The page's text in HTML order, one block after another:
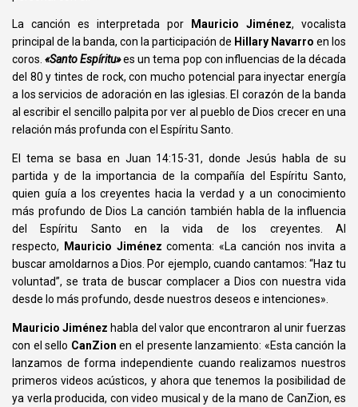
La canción es interpretada por Mauricio Jiménez, vocalista
principal de la banda, con la participación de Hillary Navarro en los
coros.«Santo Espíritu»es un tema pop con influencias de la década
del 80 y tintes de rock, con mucho potencial para inyectar energía
a los servicios de adoración en las iglesias. El corazón de la banda
al escribir el sencillo palpita por ver al pueblo de Dios crecer en una
relación más profunda con el Espíritu Santo.
El tema se basa en Juan 14:15-31, donde Jesús habla de su
partida y de la importancia de la compañía del Espíritu Santo,
quien guía a los creyentes hacia la verdad y a un conocimiento
más profundo de Dios La canción también habla de la influencia
del Espíritu Santo en la vida de los creyentes. Al
respecto,
Mauricio Jiménez comenta: «La canción nos invita a
buscar amoldarnos a Dios. Por ejemplo, cuando cantamos: “Haz tu
voluntad”, se trata de buscar complacer a Dios con nuestra vida
desde lo más profundo, desde nuestros deseos e intenciones».
Mauricio Jiménez habla del valor que encontraron al unir fuerzas
con el sello CanZion en el presente lanzamiento: «Esta canción la
lanzamos de forma independiente cuando realizamos nuestros
primeros videos acústicos, y ahora que tenemos la posibilidad de
ya verla producida, con video musical y de la mano de CanZion, es